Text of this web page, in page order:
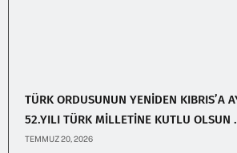
TÜRK ORDUSUNUN YENİDEN KIBRIS’A
52.YILI TÜRK MİLLETİNE KUTLU OLSUN
TEMMUZ 20, 2026